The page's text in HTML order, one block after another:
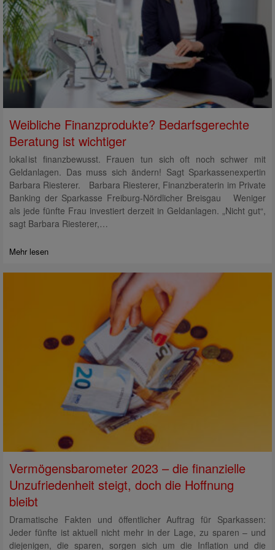
Weibliche Finanzprodukte? Bedarfsgerechte
Beratung ist wichtiger
lokal ist finanzbewusst. Frauen tun sich oft noch schwer mit
Geldanlagen. Das muss sich ändern! Sagt Sparkassenexpertin
Barbara Riesterer. Barbara Riesterer, Finanzberaterin im Private
Banking der Sparkasse Freiburg-Nördlicher Breisgau Weniger
als jede fünfte Frau investiert derzeit in Geldanlagen. „Nicht gut“,
sagt Barbara Riesterer,…
Mehr lesen
Vermögensbarometer 2023 – die finanzielle
Unzufriedenheit steigt, doch die Hoffnung
bleibt
Dramatische Fakten und öffentlicher Auftrag für Sparkassen:
Jeder fünfte ist aktuell nicht mehr in der Lage, zu sparen – und
diejenigen, die sparen, sorgen sich um die Inflation und die